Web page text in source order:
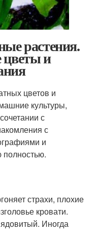
растения.
и
цветов и
культуры,
с
с
и
полностью.
страхи, плохие
кровати.
ядовитый. Иногда